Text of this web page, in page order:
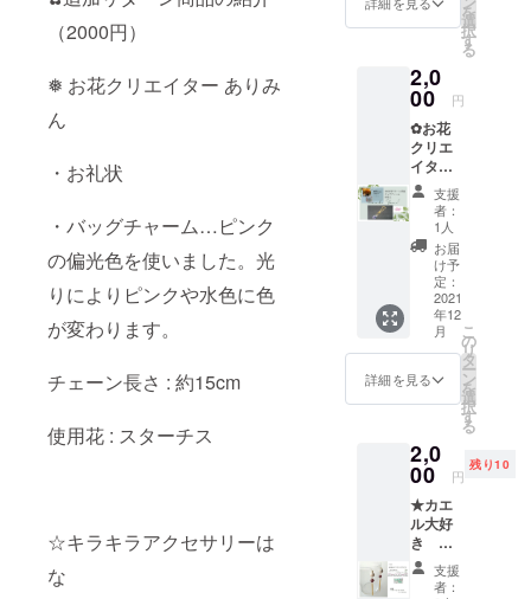
（2000円）
❅ お花クリエイター ありみ
ん
・お礼状
・バッグチャーム…ピンク
の偏光色を使いました。光
りによりピンクや水色に色
が変わります。
チェーン長さ : 約15cm
使用花 : スターチス
☆キラキラアクセサリーは
な
お礼状
送料金:
込み 配
送方法:
クロネ
コヤマ
ト 配送
予定
日:12月
中に順
次配送
予定
happy
catcher
はねこ
すけの
オリジ
ナル作
り成型
まで全
ジナル
です
happy
catcher
とオル
を
選
択
す
る
2,0
00 円
✿お花
クリエ
イター
ありみ
ん✿ ＊
スター
チスと
天然石
のバッ
チャー
ム ＊お
礼状
（心を
込めた
状） ・
お値引
き券は
ご自宅
へ到着
後から
ご利用
できま
支援
者：
1人
お届
け予
定：
2021
年12
月
詳細を見る
こ
の
リ
タ
ー
ン
を
選
択
す
る
2,0
00 円
残り10
★カエ
ル大好
き ひ
ろ★ リ
ターン
支援
者：